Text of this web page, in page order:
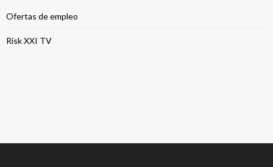
Ofertas de empleo
Risk XXI TV